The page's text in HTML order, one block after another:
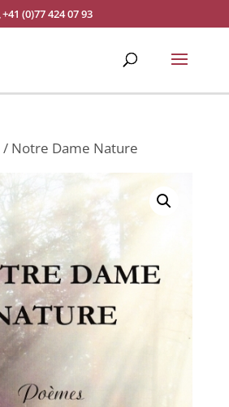
+41 (0)77 424 07 93
/ Notre Dame Nature